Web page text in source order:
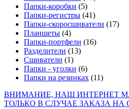
Папки-коробки (5)
Папки-регистры (41)
Папки-скоросшиватели (17)
Планшеты (4)
Папки-портфели (16)
Разделители (13)
Сшиватели (1)
Папки - уголки (6)
Папки на резинках (11)
ВНИМАНИЕ, НАШ ИНТЕРНЕТ
ТОЛЬКО В СЛУЧАЕ ЗАКАЗА НА